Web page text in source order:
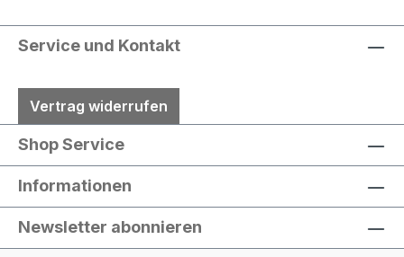
Service und Kontakt
Vertrag widerrufen
Shop Service
Informationen
Newsletter abonnieren